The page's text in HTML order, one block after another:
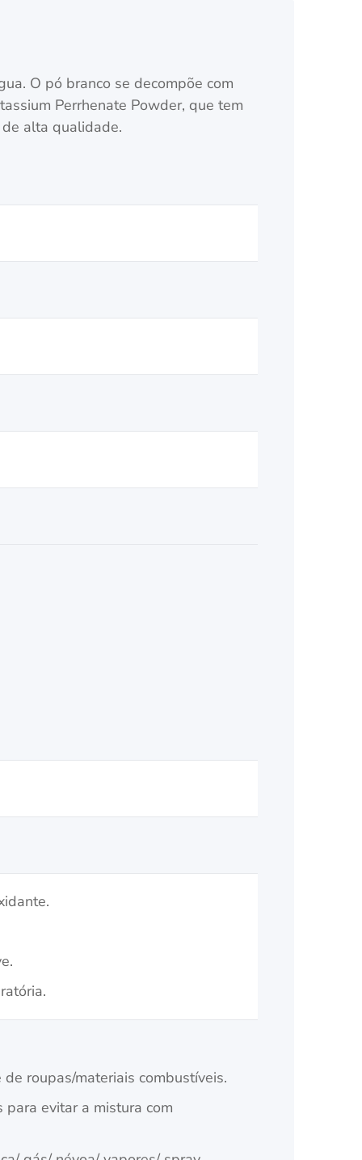
O pó branco se decompõe com
Perrhenate Powder, que tem
alta qualidade.
roupas/materiais combustíveis.
para evitar a mistura com